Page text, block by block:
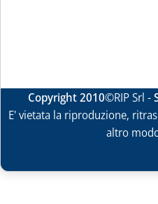
Copyright 2010©RIP Srl -
E' vietata la riproduzione,
altro